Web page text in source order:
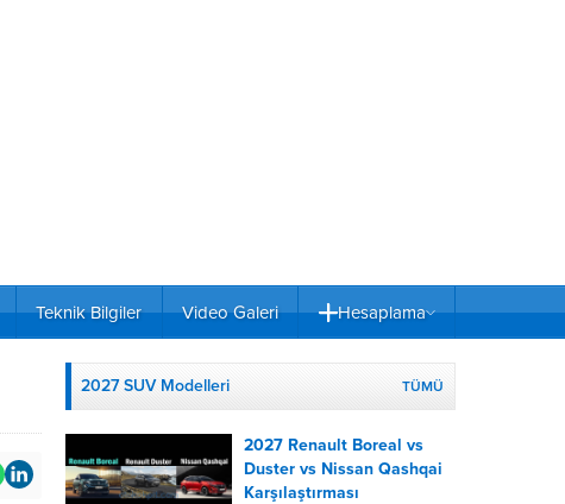
Teknik Bilgiler Video Galeri Hesaplama
2027 SUV Modelleri TÜMÜ
2027 Renault Boreal vs
Duster vs Nissan Qashqai
Karşılaştırması